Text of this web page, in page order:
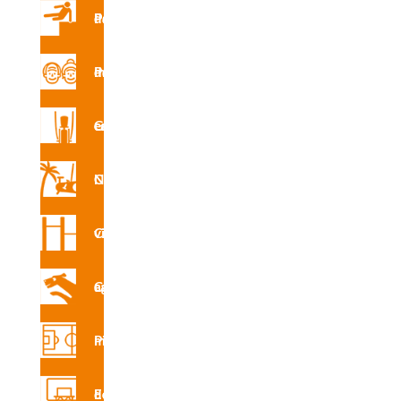
Parques de Parkour
Parque de mayores
Gimnasio en la calle
Circuito Nforma
Circuito vita
Circuito canino agility
Pistas multideporte
Equipamiento deportivo
A
R7263
E
Certifi
cado
de